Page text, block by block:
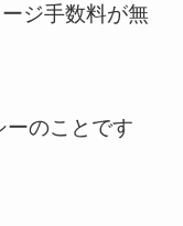
ジ手数料が無
ーのことです